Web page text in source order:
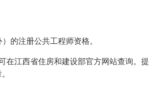
的注册公共工程师资格。
在江西省住房和建设部官方网站查询。提